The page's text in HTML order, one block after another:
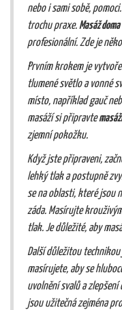
nebo i sami sobě,
trochu praxe.Masáž doma
profesionální. Zde je
Prvním krokem je
tlumené světlo a vonné
místo, například gauč
masáží si připravte
zjemní pokožku.
Když jste připraveni,
lehký tlak a postupně
se na oblasti, které jsou
záda. Masírujte
tlak. Je důležité, aby
Další důležitou
masírujete, aby se
uvolnění svalů a zlepšení
jsou užitečná zejména